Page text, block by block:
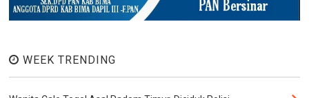
WEEK TRENDING